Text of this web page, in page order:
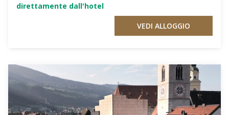
direttamente dall'hotel
VEDI ALLOGGIO